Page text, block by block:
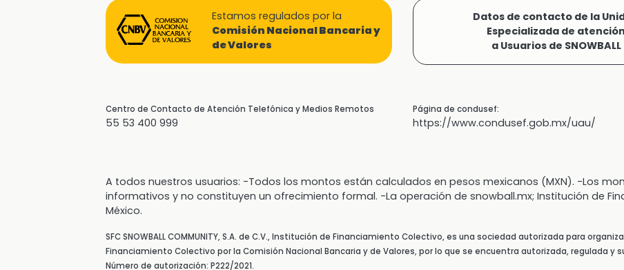
Estamos regulados por la
Comisión Nacional Bancaria y
de Valores
Datos de contacto de la
Especializada de atención
a Usuarios de SNOWBALL
Centro de Contacto de Atención Telefónica y Medios Remotos
55 53 400 999
Página de condusef:
https://www.condusef.gob.mx/uau/
A todos nuestros usuarios: -Todos los montos están calculados en pesos mexicanos (MXN). -Los
informativos y no constituyen un ofrecimiento formal. -La operación de snowball.mx; Institución de
México.
SFC SNOWBALL COMMUNITY, S.A. de C.V., Institución de Financiamiento Colectivo, es una sociedad autorizada para
Financiamiento Colectivo por la Comisión Nacional Bancaria y de Valores, por lo que se encuentra autorizada, regulada y
Número de autorización: P222/2021.